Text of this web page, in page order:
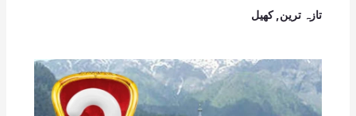
تازہ ترین ,کھیل